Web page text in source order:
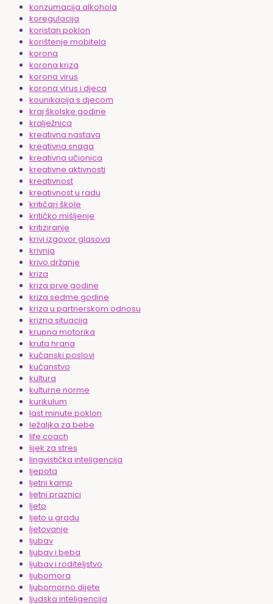
konzumacija alkohola
koregulacija
koristan poklon
korištenje mobitela
korona
korona kriza
korona virus
korona virus i djeca
kounikacija s djecom
kraj školske godine
kralježnica
kreativna nastava
kreativna snaga
kreativna učionica
kreativne aktivnosti
kreativnost
kreativnost u radu
kritičari škole
kritičko mišljenje
kritiziranje
krivi izgovor glasova
krivnja
krivo držanje
kriza
kriza prve godine
kriza sedme godine
kriza u partnerskom odnosu
krizna situacija
krupna motorika
kruta hrana
kućanski poslovi
kućanstvo
kultura
kulturne norme
kurikulum
last minute poklon
ležaljka za bebe
life coach
lijek za stres
lingvistička inteligencija
ljepota
ljetni kamp
ljetni praznici
ljeto
ljeto u gradu
ljetovanje
ljubav
ljubav i beba
ljubav i roditeljstvo
ljubomora
ljubomorno dijete
ljudska inteligencija